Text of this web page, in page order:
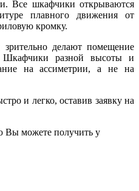
Все шкафчики открываются
плавного движения от
кромку.
делают помещение
Шкафчики разной высоты и
на ассиметрии, а не на
и легко, оставив заявку на
Вы можете получить у